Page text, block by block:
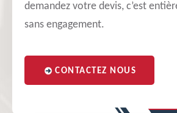
demandez votre devis, c’est
sans engagement.
CONTACTEZ NOUS